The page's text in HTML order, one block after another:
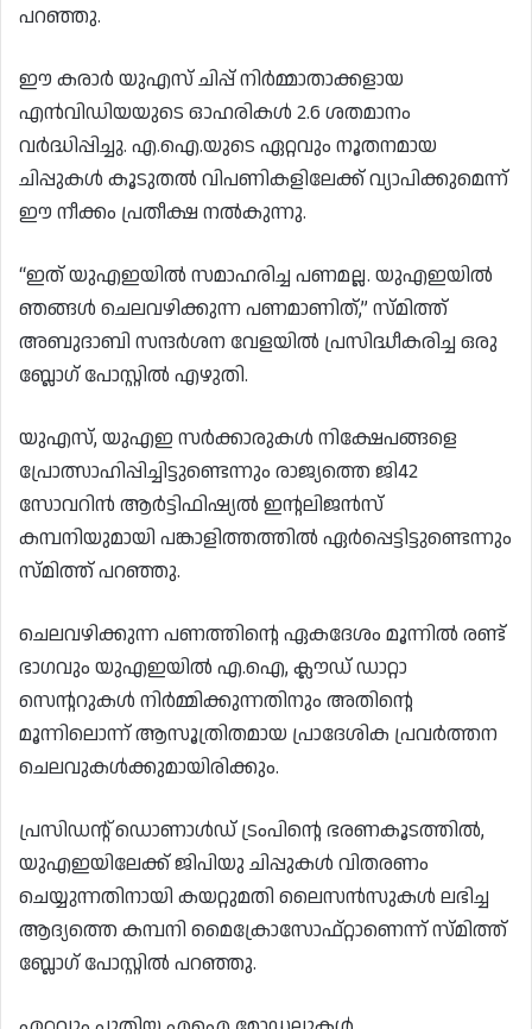
പറഞ്ഞു.
ഈ കരാർ യുഎസ് ചിപ്പ് നിർമ്മാതാക്കളായ
എൻവിഡിയയുടെ ഓഹരികൾ 2.6 ശതമാനം
വർദ്ധിപ്പിച്ചു. എ.ഐ.യുടെ ഏറ്റവും നൂതനമായ
ചിപ്പുകൾ കൂടുതൽ വിപണികളിലേക്ക് വ്യാപിക്കുമെന്ന്
ഈ നീക്കം പ്രതീക്ഷ നൽകുന്നു.
“ഇത് യുഎഇയിൽ സമാഹരിച്ച പണമല്ല. യുഎഇയിൽ
ഞങ്ങൾ ചെലവഴിക്കുന്ന പണമാണിത്,” സ്മിത്ത്
അബുദാബി സന്ദർശന വേളയിൽ പ്രസിദ്ധീകരിച്ച ഒരു
ബ്ലോഗ് പോസ്റ്റിൽ എഴുതി.
യുഎസ്, യുഎഇ സർക്കാരുകൾ നിക്ഷേപങ്ങളെ
പ്രോത്സാഹിപ്പിച്ചിട്ടുണ്ടെന്നും രാജ്യത്തെ ജി42
സോവറിൻ ആർട്ടിഫിഷ്യൽ ഇന്റലിജൻസ്
കമ്പനിയുമായി പങ്കാളിത്തത്തിൽ ഏർപ്പെട്ടിട്ടുണ്ടെന്നും
സ്മിത്ത് പറഞ്ഞു.
ചെലവഴിക്കുന്ന പണത്തിന്റെ ഏകദേശം മൂന്നിൽ രണ്ട്
ഭാഗവും യുഎഇയിൽ എ.ഐ, ക്ലൗഡ് ഡാറ്റാ
സെന്ററുകൾ നിർമ്മിക്കുന്നതിനും അതിന്റെ
മൂന്നിലൊന്ന് ആസൂത്രിതമായ പ്രാദേശിക പ്രവർത്തന
ചെലവുകൾക്കുമായിരിക്കും.
പ്രസിഡന്റ് ഡൊണാൾഡ് ട്രംപിന്റെ ഭരണകൂടത്തിൽ,
യുഎഇയിലേക്ക് ജിപിയു ചിപ്പുകൾ വിതരണം
ചെയ്യുന്നതിനായി കയറ്റുമതി ലൈസൻസുകൾ ലഭിച്ച
ആദ്യത്തെ കമ്പനി മൈക്രോസോഫ്റ്റാണെന്ന് സ്മിത്ത്
ബ്ലോഗ് പോസ്റ്റിൽ പറഞ്ഞു.